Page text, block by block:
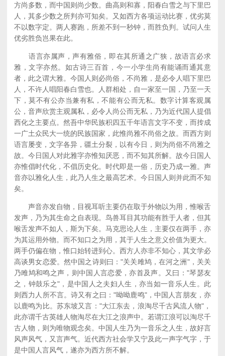
方尚多数，而中国则尚少数。曲高则和寡，阳春白雪之与下里巴
人，其多少数之所判亦可知矣。又如西方各项运动比赛，优劣莫
不以数字定。两人赛跑，所差不到一秒钟，而胜负判。试问人生
优劣胜负岂果在此。
语言亦属声，声有雅俗，即在其所通之广狭，故语言必求
雅，文字亦然。如古诗三百首，今一小学生尚有能诵而通其意
者，此之谓大雅。今国人则必尚俗，不尚雅，是必令人唱下里巴
人，不许人唱阳春白雪也。人群相处，自一家至一国，乃至一天
下，莫不有公亦当兼有私，不能有公而无私。数字计算客观属
公，音声欣赏主观属私，必令人尚公而无私，乃为近代国人提倡
西化之主要点。然吾中华民族积四五千年语言文字不变，而抟成
一广土众民大一统的民族国家，此惟尚雅不尚俗之故。而西方则
语言屡变，文字各异，疆土分裂，以有今日，则为尚俗不尚雅之
故。今日国人对此雅字亦惟知厌恶，而不知其所解。故今日国人
亦惟倡时代化，不倡历史化。时代即是一俗，历史乃成一雅。声
音亦以雅化人生，此乃人生之最高艺术。今日国人则并此而不知
矣。
声音亦发自物，目视耳听主要仍在取于外物以为用，惟喉舌
发声，乃为其生命之自表现。鸟兽耳目其功能有胜于人者，但其
喉舌发声不如人，斯为下矣。马克思论人生，主要仅在两手，亦
为其运用外物。而不知口之为用，其于人生之意义价值为更大。
两手仍偏在物，惟口始转进到心。西方人亦非不知心，其文学必
高谈男女恋爱。然中国之诗则曰："关关雎鸠，在河之洲"，关关
乃雎鸠和鸣之声，则中国人言恋爱，亦首及声。又曰："琴瑟友
之，钟鼓乐之"，是中国人之夫妇人生，亦当如一音乐人生。此
则西力人所不言。诗又有之曰："呦呦鹿鸣"，中国人言朋友，亦
以鹿鸣为比。苏东坡又言："大江东去，浪淘尽千古风流人物"，
此亦谓千古英雄人物淘尽在大江之浪声中。若谓江浪可以淘尽千
古人物，则为唯物观念矣。中国人生乃为一音乐之人生，故好言
风声风气，又言声气。近代西方社会学又宁及此一声字气字，于
是中国人言风气，遂亦为西方所不解。